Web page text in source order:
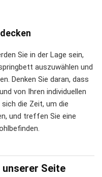
Sie in der Lage sein,
auszuwählen und
Denken Sie daran, dass
von Ihren individuellen
die Zeit, um die
und treffen Sie eine
Seite